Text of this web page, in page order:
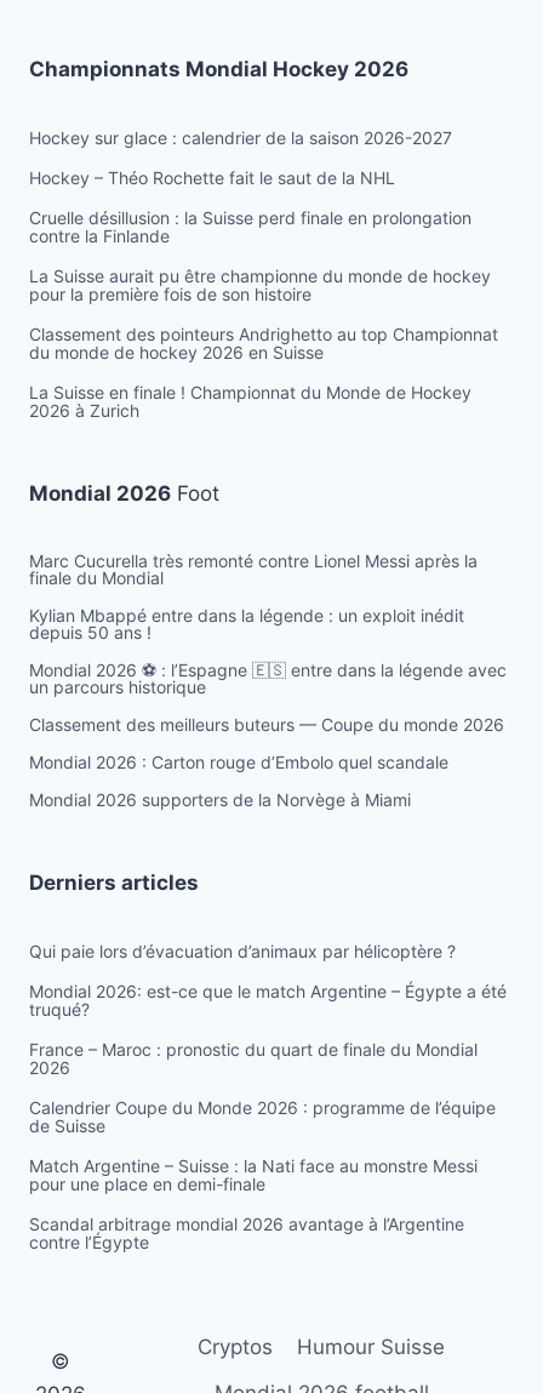
Championnats Mondial Hockey 2026
Hockey sur glace : calendrier de la saison 2026-2027
Hockey – Théo Rochette fait le saut de la NHL
Cruelle désillusion : la Suisse perd finale en prolongation
contre la Finlande
La Suisse aurait pu être championne du monde de hockey
pour la première fois de son histoire
Classement des pointeurs Andrighetto au top Championnat
du monde de hockey 2026 en Suisse
La Suisse en finale ! Championnat du Monde de Hockey
2026 à Zurich
Mondial 2026 Foot
Marc Cucurella très remonté contre Lionel Messi après la
finale du Mondial
Kylian Mbappé entre dans la légende : un exploit inédit
depuis 50 ans !
Mondial 2026 ⚽️ : l’Espagne 🇪🇸 entre dans la légende avec
un parcours historique
Classement des meilleurs buteurs — Coupe du monde 2026
Mondial 2026 : Carton rouge d’Embolo quel scandale
Mondial 2026 supporters de la Norvège à Miami
Derniers articles
Qui paie lors d’évacuation d’animaux par hélicoptère ?
Mondial 2026: est-ce que le match Argentine – Égypte a été
truqué?
France – Maroc : pronostic du quart de finale du Mondial
2026
Calendrier Coupe du Monde 2026 : programme de l’équipe
de Suisse
Match Argentine – Suisse : la Nati face au monstre Messi
pour une place en demi-finale
Scandal arbitrage mondial 2026 avantage à l’Argentine
contre l’Égypte
©
Cryptos
Humour Suisse